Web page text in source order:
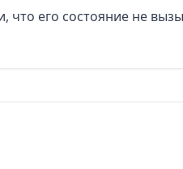
что его состояние не